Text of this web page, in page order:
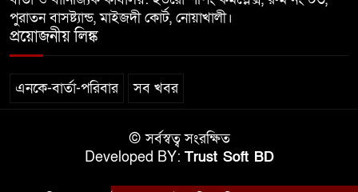
বাসি খাবার বিক্রির অভিযোগ, দুই
পুরাতন বাসষ্ট্যান্ড, মাইজদী কোর্ট, নোয়াখালী।
প্রয়োজনীয় লিঙ্ক
এনকে-বার্তা-পরিবার সব খবর
© সর্বস্বত্ব সংরক্ষিত
Developed BY: Trust Soft BD